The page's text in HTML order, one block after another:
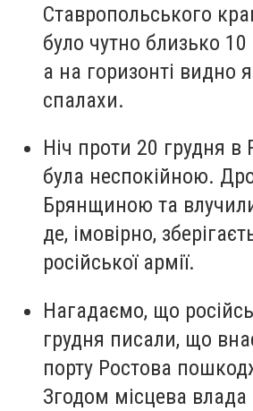
Ставропольського
було чутно близько 10
а на горизонті видно
спалахи.
Ніч проти 20 грудня в
була неспокійною.
Брянщиною та
де, імовірно,
російської армії.
Нагадаємо, що
грудня писали, що
порту Ростова
Згодом місцева влада